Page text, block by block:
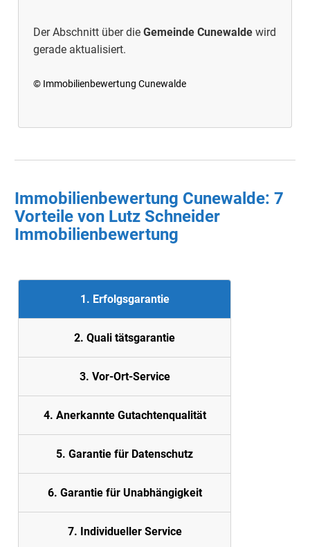
Der Abschnitt über die Gemeinde Cunewalde wird
gerade aktualisiert.
© Immobilienbewertung Cunewalde
Immobilienbewertung Cunewalde: 7
Vorteile von Lutz Schneider
Immobilienbewertung
1. Erfolgsgarantie
2. Quali tätsgarantie
3. Vor-Ort-Service
4. Anerkannte Gutachtenqualität
5. Garantie für Datenschutz
6. Garantie für Unabhängigkeit
7. Individueller Service